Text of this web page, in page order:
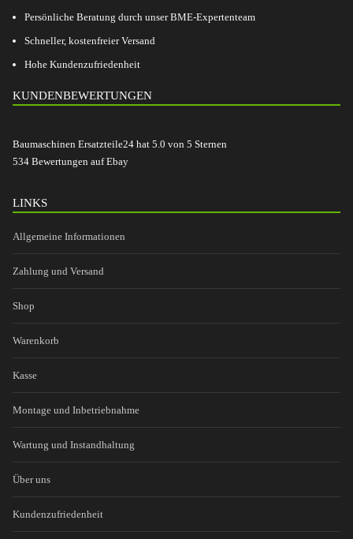
Persönliche Beratung durch unser BME-Expertenteam
Schneller, kostenfreier Versand
Hohe Kundenzufriedenheit
KUNDENBEWERTUNGEN
Baumaschinen Ersatzteile24 hat 5.0 von 5 Sternen
534 Bewertungen auf Ebay
LINKS
Allgemeine Informationen
Zahlung und Versand
Shop
Warenkorb
Kasse
Montage und Inbetriebnahme
Wartung und Instandhaltung
Über uns
Kundenzufriedenheit